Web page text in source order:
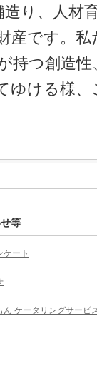
り、人材
産です。
持つ創造性
ゆける様
等
ケート
ん ケータリングサービ